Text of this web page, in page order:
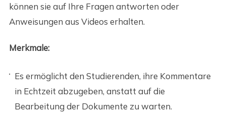
können sie auf Ihre Fragen antworten oder
Anweisungen aus Videos erhalten.
Merkmale:
Es ermöglicht den Studierenden, ihre Kommentare
in Echtzeit abzugeben, anstatt auf die
Bearbeitung der Dokumente zu warten.